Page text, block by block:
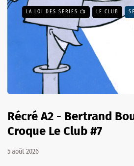
LA LOI DES SÉRIES 📺 LE CLUB
Récré A2 - Bertrand
Croque Le Club #7
5 août 2026